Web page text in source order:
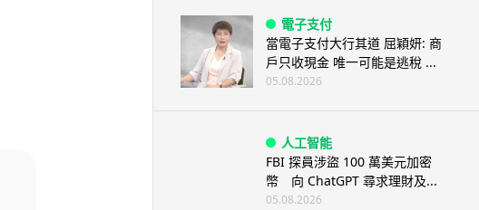
電子支付
當電子支付大行其道 屈穎妍: 商
戶只收現金 唯一可能是逃稅 ...
05.08.2026
人工智能
FBI 探員涉盜 100 萬美元加密
幣 向 ChatGPT 尋求理財及...
05.08.2026